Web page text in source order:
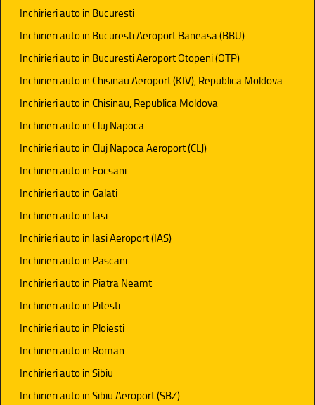
Inchirieri auto in Bucuresti
Inchirieri auto in Bucuresti Aeroport Baneasa (BBU)
Inchirieri auto in Bucuresti Aeroport Otopeni (OTP)
Inchirieri auto in Chisinau Aeroport (KIV), Republica Moldova
Inchirieri auto in Chisinau, Republica Moldova
Inchirieri auto in Cluj Napoca
Inchirieri auto in Cluj Napoca Aeroport (CLJ)
Inchirieri auto in Focsani
Inchirieri auto in Galati
Inchirieri auto in Iasi
Inchirieri auto in Iasi Aeroport (IAS)
Inchirieri auto in Pascani
Inchirieri auto in Piatra Neamt
Inchirieri auto in Pitesti
Inchirieri auto in Ploiesti
Inchirieri auto in Roman
Inchirieri auto in Sibiu
Inchirieri auto in Sibiu Aeroport (SBZ)